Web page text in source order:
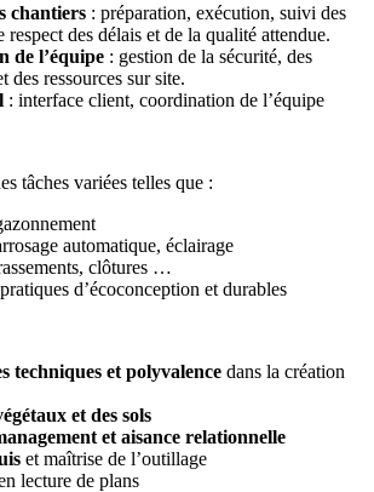
chantiers : préparation, exécution, suivi des
respect des délais et de la qualité attendue.
de l’équipe : gestion de la sécurité, des
des ressources sur site.
: interface client, coordination de l’équipe
tâches variées telles que :
automatique, éclairage
clôtures …
d’écoconception et durables
techniques et polyvalence dans la création
et des sols
et aisance relationnelle
et maîtrise de l’outillage
lecture de plans